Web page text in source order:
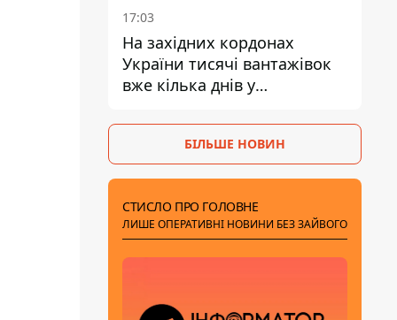
17:03
На західних кордонах
України тисячі вантажівок
вже кілька днів у
ознака економічного краху
БІЛЬШЕ НОВИН
СТИСЛО ПРО ГОЛОВНЕ
ЛИШЕ ОПЕРАТИВНІ НОВИНИ БЕЗ ЗАЙВОГО